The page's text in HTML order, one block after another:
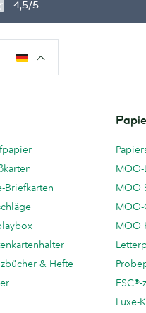
4,5/5
Briefkarten
& Hefte
MOO-
MOO
MOO
Luxe-